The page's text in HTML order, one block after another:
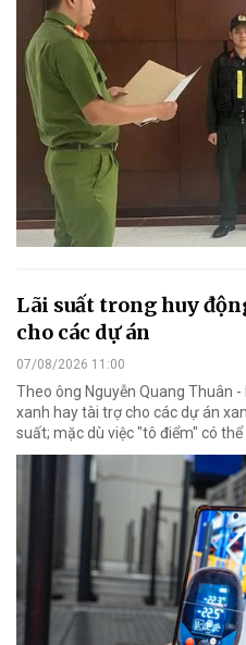
Lãi suất trong huy
cho các dự án
07/08/2026 11:00
Theo ông Nguyễn Quang Thuân -
xanh hay tài trợ cho các dự án
suất; mặc dù việc "tô điểm" có